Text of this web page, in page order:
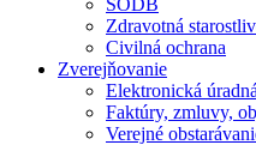
Zdravotná
Civilná ochrana
Zverejňovanie
Elektronická
Faktúry, zmluvy,
Verejné